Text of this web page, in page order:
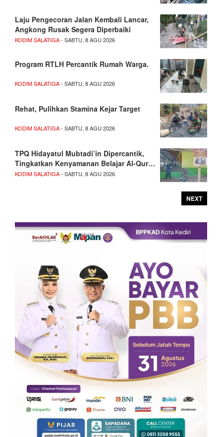
Laju Pengecoran Jalan Kembali Lancar,
Angkong Rusak Segera Diperbaiki
KODIM SALATIGA- SABTU, 8 AGU 2026
Program RTLH Percantik Rumah Warga.
KODIM SALATIGA- SABTU, 8 AGU 2026
Rehat, Pulihkan Stamina Kejar Target
KODIM SALATIGA- SABTU, 8 AGU 2026
TPQ Hidayatul Mubtadi’in Dipercantik,
Tingkatkan Kenyamanan Belajar Al-Qur…
KODIM SALATIGA- SABTU, 8 AGU 2026
NEXT